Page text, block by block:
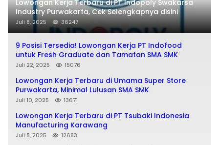
Lowongan Kerja Terbaru di PT Indopoly Swakarsa
Industry Purwakarta, Cek Selengkapnya disini
Juli 8, 2025 36247
9 Posisi Tersedia! Lowongan Kerja PT Indofood
untuk Fresh Graduate dan Tamatan SMA SMK
Juli 22, 2025 15076
Lowongan Kerja Terbaru di Umama Super Store
Purwakarta, Minimal Lulusan SMA SMK
Juli 10, 2025 13671
Lowongan Kerja Terbaru di PT Tsubaki Indonesia
Manufacturing Karawang
Juli 8, 2025 12683